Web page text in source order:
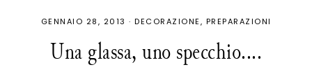
GENNAIO 28, 2013 · DECORAZIONE PREPARAZIONI
Una glassa, uno specchio....